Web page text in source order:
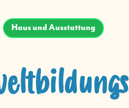
Haus und Ausstattung